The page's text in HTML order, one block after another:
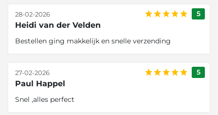
5
Heidi van der Velden
28-02-2026
Bestellen ging makkelijk en snelle verzending
5
Paul Happel
27-02-2026
Snel ,alles perfect